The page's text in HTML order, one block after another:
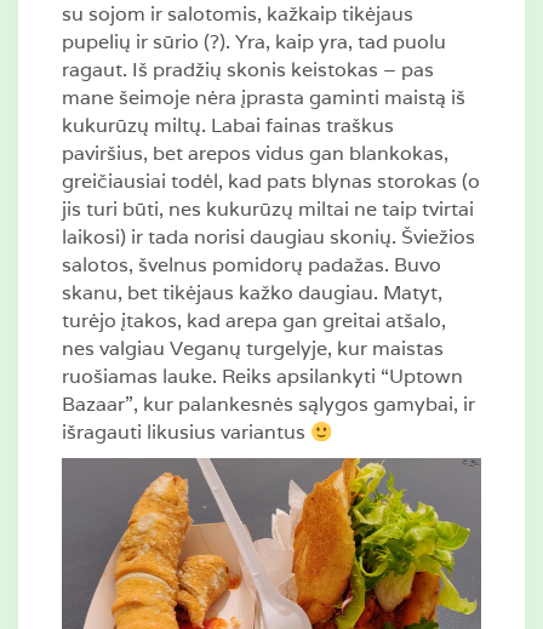
su sojom ir salotomis, kažkaip tikėjaus
pupelių ir sūrio (?). Yra, kaip yra, tad puolu
ragaut. Iš pradžių skonis keistokas – pas
mane šeimoje nėra įprasta gaminti maistą iš
kukurūzų miltų. Labai fainas traškus
paviršius, bet arepos vidus gan blankokas,
greičiausiai todėl, kad pats blynas storokas (o
jis turi būti, nes kukurūzų miltai ne taip tvirtai
laikosi) ir tada norisi daugiau skonių. Šviežios
salotos, švelnus pomidorų padažas. Buvo
skanu, bet tikėjaus kažko daugiau. Matyt,
turėjo įtakos, kad arepa gan greitai atšalo,
nes valgiau Veganų turgelyje, kur maistas
ruošiamas lauke. Reiks apsilankyti “Uptown
Bazaar”, kur palankesnės sąlygos gamybai, ir
išragauti likusius variantus